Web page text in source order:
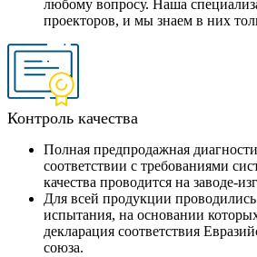
любому вопросу. Наша
проекторов, и мы знаем в них
Контроль качества
Полная предпродажная
соответствии с требованиями
качества проводится на заводе-
Для всей продукции
испытания, на основании
декларация соответствия
союза.